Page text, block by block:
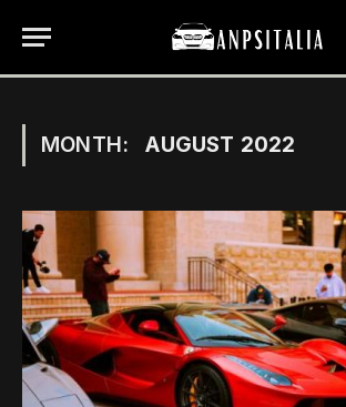
MONTH: AUGUST 2022